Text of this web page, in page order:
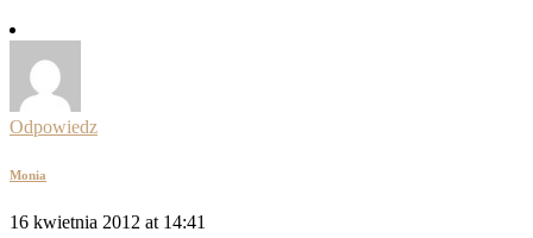
Odpowiedz
Monia
16 kwietnia 2012 at 14:41